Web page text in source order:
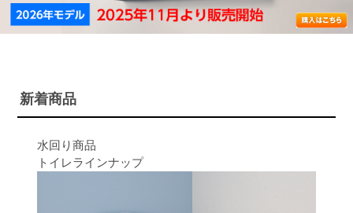
新着商品
水回り商品
トイレラインナップ